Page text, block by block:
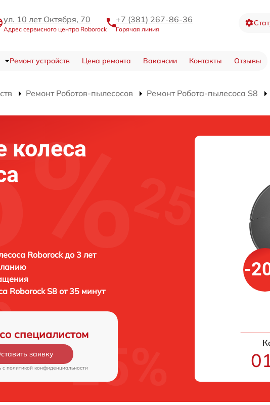
ул. 10 лет Октября, 70
Адрес сервисного центра Roborock
+7 (381) 267-86-36
Горячая линия
Ремонт устройств Цена ремонта Вакансии Контакты Отзывы
Ремонт Роботов-пылесосов Ремонт Робота-пылесоса S8
колеса
Roborock до 3 лет
Roborock S8 от 35 минут
специалистом
заявку
c политикой конфиденциальности
-